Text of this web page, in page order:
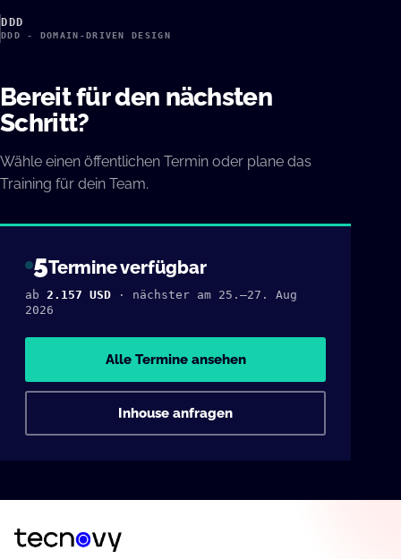
DDD
DDD - DOMAIN-DRIVEN DESIGN
Bereit für den nächsten
Schritt?
Wähle einen öffentlichen Termin oder plane das
Training für dein Team.
5Termine verfügbar
ab 2.157 USD · nächster am 25.–27. Aug
2026
Alle Termine ansehen
Inhouse anfragen